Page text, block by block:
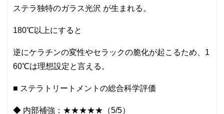
ステラ独特のガラス光沢 が生まれる。
180℃以上にすると
逆にケラチンの変性やセラックの脆化が起こるため、1
60℃は理想設定と言える。
■ ステラトリートメントの総合科学評価
◆ 内部補強：★★★★★（5/5）